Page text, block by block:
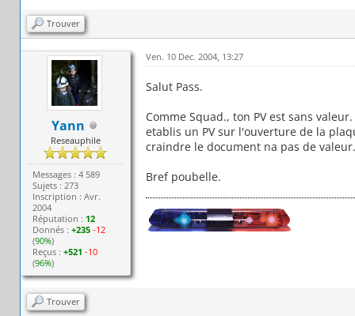
Trouver
Yann
Reseauphile
Messages : 4 589
Sujets : 273
Inscription : Avr.
2004
Réputation : 12
Donnés :+235 -12
(90%)
Reçus :+521 -10
(96%)
Ven. 10 Dec. 2004, 13:27
Salut Pass.
Comme Squad., ton PV est sans
etablis un PV sur l'ouverture de la
craindre le document na pas de
Bref poubelle.
Trouver